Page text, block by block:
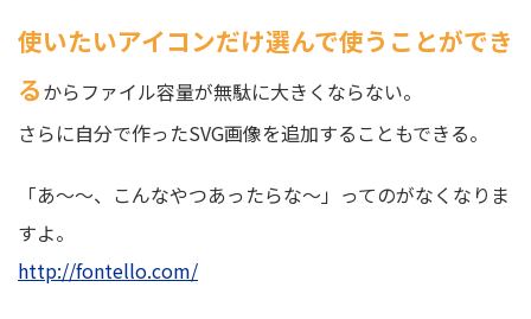
使いたいアイコンだけ選んで使うことができ
るからファイル容量が無駄に大きくならない。
さらに自分で作ったSVG画像を追加することもできる。
「あ～～、こんなやつあったらな～」ってのがなくなりま
すよ。
http://fontello.com/